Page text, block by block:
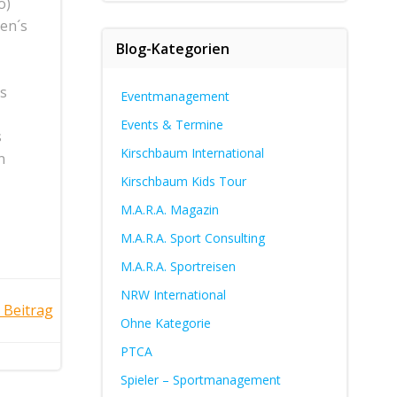
Blog-Kategorien
Eventmanagement
Events & Termine
Kirschbaum International
Kirschbaum Kids Tour
M.A.R.A. Magazin
M.A.R.A. Sport Consulting
M.A.R.A. Sportreisen
NRW International
Ohne Kategorie
PTCA
Spieler – Sportmanagement